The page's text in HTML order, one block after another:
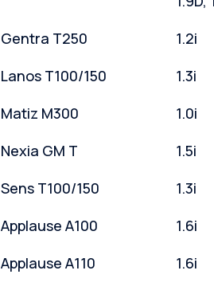
Gentra T250
1.2i
Lanos T100/150
1.3i
Matiz M300
1.0i
Nexia GM T
1.5i
Sens T100/150
1.3i
Applause A100
1.6i
Applause A110
1.6i